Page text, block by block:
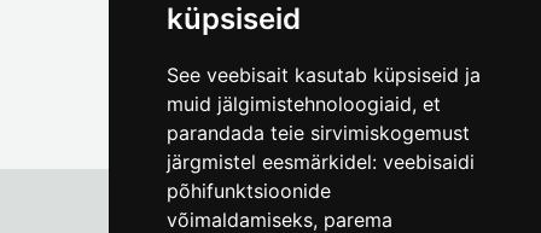
küpsiseid
See veebisait kasutab küpsiseid ja
muid jälgimistehnoloogiaid, et
parandada teie sirvimiskogemust
järgmistel eesmärkidel: veebisaidi
põhifunktsioonide
võimaldamiseks, parema